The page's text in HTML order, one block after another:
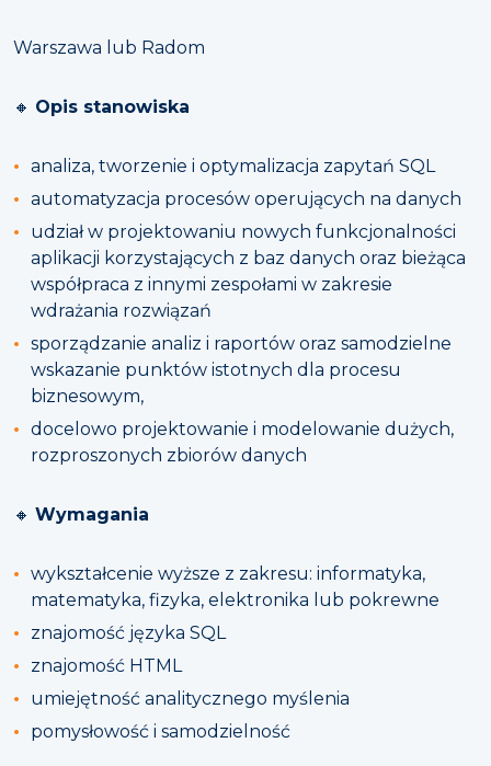
Warszawa lub Radom
🔸 Opis stanowiska
analiza, tworzenie i optymalizacja zapytań SQL
automatyzacja procesów operujących na danych
udział w projektowaniu nowych funkcjonalności
aplikacji korzystających z baz danych oraz bieżąca
współpraca z innymi zespołami w zakresie
wdrażania rozwiązań
sporządzanie analiz i raportów oraz samodzielne
wskazanie punktów istotnych dla procesu
biznesowym,
docelowo projektowanie i modelowanie dużych,
rozproszonych zbiorów danych
🔸 Wymagania
wykształcenie wyższe z zakresu: informatyka,
matematyka, fizyka, elektronika lub pokrewne
znajomość języka SQL
znajomość HTML
umiejętność analitycznego myślenia
pomysłowość i samodzielność